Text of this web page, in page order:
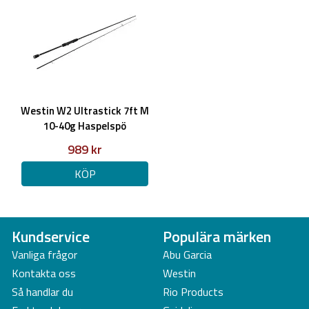
Westin W2 Ultrastick 7ft M
10-40g Haspelspö
989 kr
KÖP
Kundservice
Vanliga frågor
Kontakta oss
Så handlar du
Populära märken
Abu Garcia
Westin
Rio Products